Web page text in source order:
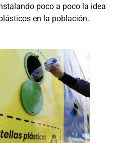
poco a poco la idea
en la población.